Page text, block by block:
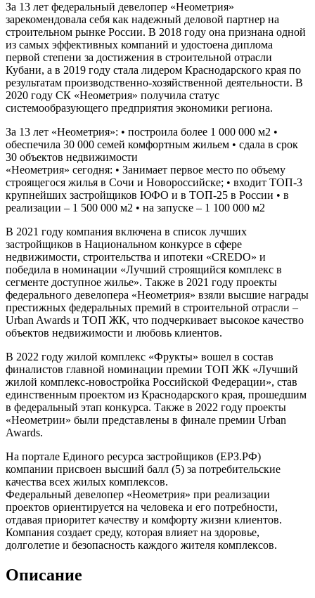
За 13 лет федеральный девелопер «Неометрия»
зарекомендовала себя как надежный деловой партнер на
строительном рынке России. В 2018 году она признана одной
из самых эффективных компаний и удостоена диплома
первой степени за достижения в строительной отрасли
Кубани, а в 2019 году стала лидером Краснодарского края по
результатам производственно-хозяйственной деятельности. В
2020 году СК «Неометрия» получила статус
системообразующего предприятия экономики региона.
За 13 лет «Неометрия»: • построила более 1 000 000 м2 •
обеспечила 30 000 семей комфортным жильем • сдала в срок
30 объектов недвижимости
«Неометрия» сегодня: • Занимает первое место по объему
строящегося жилья в Сочи и Новороссийске; • входит ТОП-3
крупнейших застройщиков ЮФО и в ТОП-25 в России • в
реализации – 1 500 000 м2 • на запуске – 1 100 000 м2
В 2021 году компания включена в список лучших
застройщиков в Национальном конкурсе в сфере
недвижимости, строительства и ипотеки «CREDO» и
победила в номинации «Лучший строящийся комплекс в
сегменте доступное жилье». Также в 2021 году проекты
федерального девелопера «Неометрия» взяли высшие награды
престижных федеральных премий в строительной отрасли –
Urban Awards и ТОП ЖК, что подчеркивает высокое качество
объектов недвижимости и любовь клиентов.
В 2022 году жилой комплекс «Фрукты» вошел в состав
финалистов главной номинации премии ТОП ЖК «Лучший
жилой комплекс-новостройка Российской Федерации», став
единственным проектом из Краснодарского края, прошедшим
в федеральный этап конкурса. Также в 2022 году проекты
«Неометрии» были представлены в финале премии Urban
Awards.
На портале Единого ресурса застройщиков (ЕРЗ.РФ)
компании присвоен высший балл (5) за потребительские
качества всех жилых комплексов.
Федеральный девелопер «Неометрия» при реализации
проектов ориентируется на человека и его потребности,
отдавая приоритет качеству и комфорту жизни клиентов.
Компания создает среду, которая влияет на здоровье,
долголетие и безопасность каждого жителя комплексов.
Описание